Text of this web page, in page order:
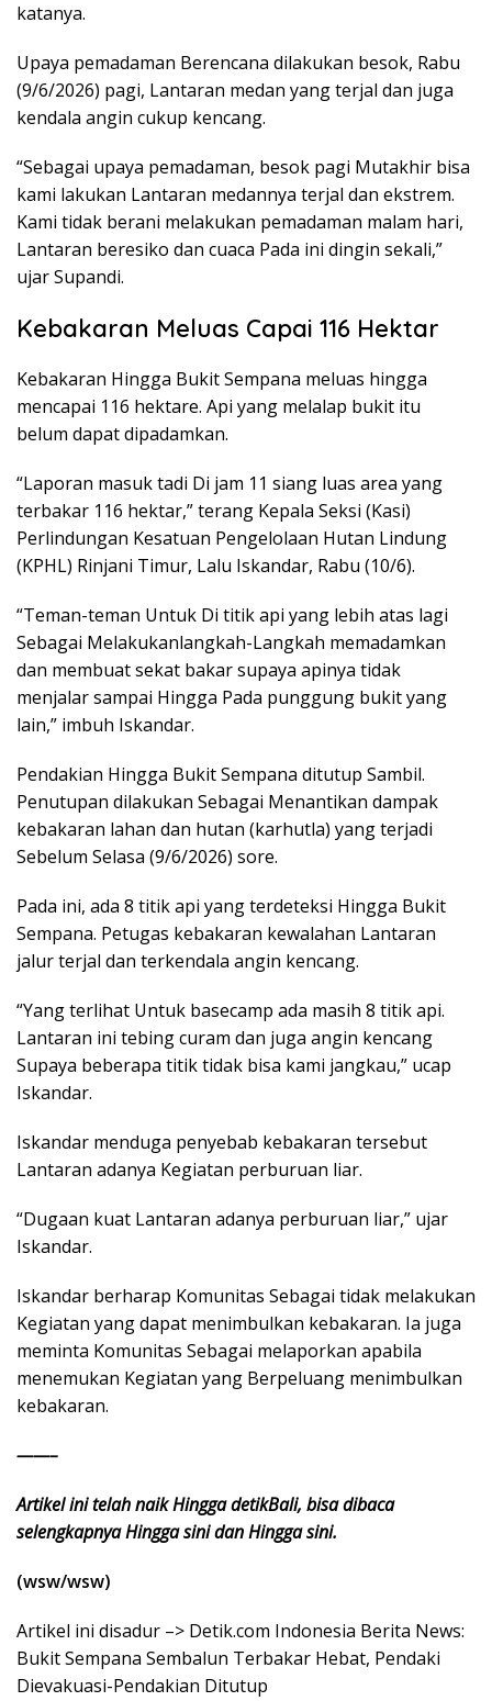
katanya.
Upaya pemadaman Berencana dilakukan besok, Rabu
(9/6/2026) pagi, Lantaran medan yang terjal dan juga
kendala angin cukup kencang.
“Sebagai upaya pemadaman, besok pagi Mutakhir bisa
kami lakukan Lantaran medannya terjal dan ekstrem.
Kami tidak berani melakukan pemadaman malam hari,
Lantaran beresiko dan cuaca Pada ini dingin sekali,”
ujar Supandi.
Kebakaran Meluas Capai 116 Hektar
Kebakaran Hingga Bukit Sempana meluas hingga
mencapai 116 hektare. Api yang melalap bukit itu
belum dapat dipadamkan.
“Laporan masuk tadi Di jam 11 siang luas area yang
terbakar 116 hektar,” terang Kepala Seksi (Kasi)
Perlindungan Kesatuan Pengelolaan Hutan Lindung
(KPHL) Rinjani Timur, Lalu Iskandar, Rabu (10/6).
“Teman-teman Untuk Di titik api yang lebih atas lagi
Sebagai Melakukanlangkah-Langkah memadamkan
dan membuat sekat bakar supaya apinya tidak
menjalar sampai Hingga Pada punggung bukit yang
lain,” imbuh Iskandar.
Pendakian Hingga Bukit Sempana ditutup Sambil.
Penutupan dilakukan Sebagai Menantikan dampak
kebakaran lahan dan hutan (karhutla) yang terjadi
Sebelum Selasa (9/6/2026) sore.
Pada ini, ada 8 titik api yang terdeteksi Hingga Bukit
Sempana. Petugas kebakaran kewalahan Lantaran
jalur terjal dan terkendala angin kencang.
“Yang terlihat Untuk basecamp ada masih 8 titik api.
Lantaran ini tebing curam dan juga angin kencang
Supaya beberapa titik tidak bisa kami jangkau,” ucap
Iskandar.
Iskandar menduga penyebab kebakaran tersebut
Lantaran adanya Kegiatan perburuan liar.
“Dugaan kuat Lantaran adanya perburuan liar,” ujar
Iskandar.
Iskandar berharap Komunitas Sebagai tidak melakukan
Kegiatan yang dapat menimbulkan kebakaran. Ia juga
meminta Komunitas Sebagai melaporkan apabila
menemukan Kegiatan yang Berpeluang menimbulkan
kebakaran.
——–
Artikel ini telah naik Hingga detikBali, bisa dibaca
selengkapnya Hingga sini dan Hingga sini.
(wsw/wsw)
Artikel ini disadur –> Detik.com Indonesia Berita News:
Bukit Sempana Sembalun Terbakar Hebat, Pendaki
Dievakuasi-Pendakian Ditutup